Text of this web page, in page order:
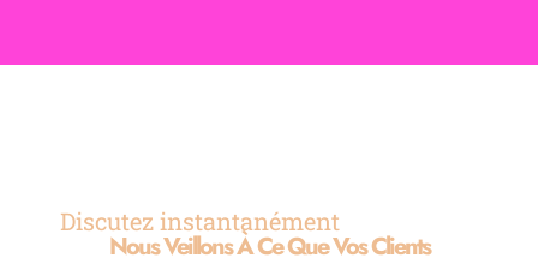
Discutez instantanément
Nous Veillons À Ce Que Vos Clients